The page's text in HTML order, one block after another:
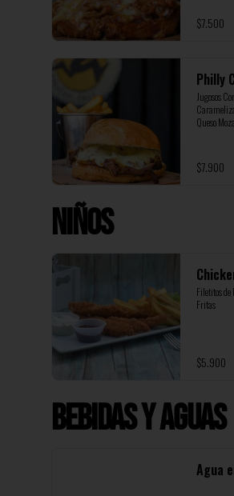
$7.500
Philly
Jugosos
Queso
$7.900
Niños
Filetitos
Fritas
$5.900
Bebidas y Aguas
Agua